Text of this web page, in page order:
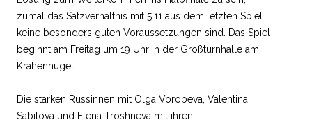
zumal das Satzverhältnis mit 5:11 aus dem letzten Spiel
keine besonders guten Voraussetzungen sind. Das Spiel
beginnt am Freitag um 19 Uhr in der Großturnhalle am
Krähenhügel.
Die starken Russinnen mit Olga Vorobeva, Valentina
Sabitova und Elena Troshneva mit ihren